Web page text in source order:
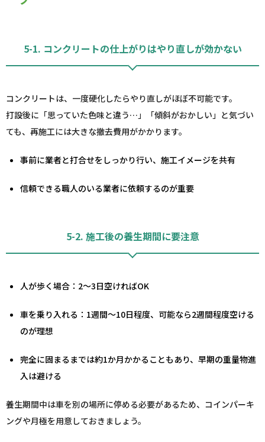
5-1. コンクリートの仕上がりはやり直しが効かない
コンクリートは、一度硬化したらやり直しがほぼ不可能です。
打設後に「思っていた色味と違う…」「傾斜がおかしい」と気づい
ても、再施工には大きな撤去費用がかかります。
事前に業者と打合せをしっかり行い、施工イメージを共有
信頼できる職人のいる業者に依頼するのが重要
5-2. 施工後の養生期間に要注意
人が歩く場合：2～3日空ければOK
車を乗り入れる：1週間～10日程度、可能なら2週間程度空ける
のが理想
完全に固まるまでは約1か月かかることもあり、早期の重量物進
入は避ける
養生期間中は車を別の場所に停める必要があるため、コインパーキ
ングや月極を用意しておきましょう。